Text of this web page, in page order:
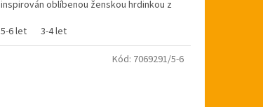
inspirován oblíbenou ženskou hrdinkou z
5-6 let
3-4 let
Kód: 7069291/5-6